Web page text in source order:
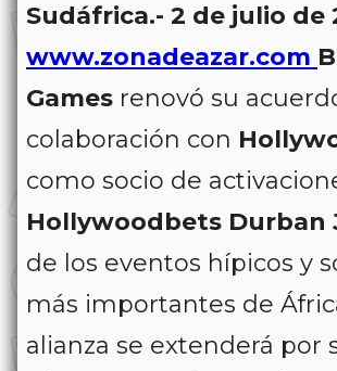
Sudáfrica.- 2 de julio de
www.zonadeazar.com
Games renovó su
colaboración con
como socio de
Hollywoodbets Durban
de los eventos hípicos y
más importantes de
alianza se extenderá por